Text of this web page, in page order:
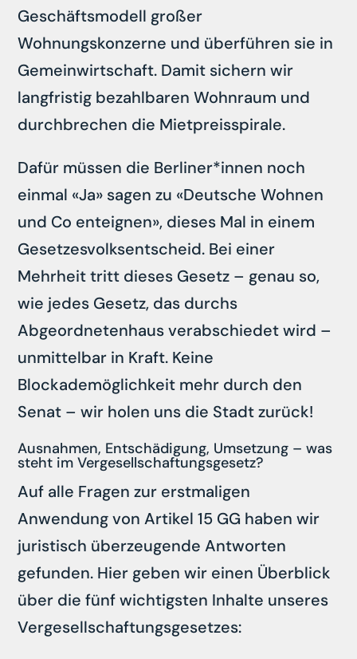
Geschäftsmodell großer
Wohnungskonzerne und überführen sie in
Gemeinwirtschaft. Damit sichern wir
langfristig bezahlbaren Wohnraum und
durchbrechen die Mietpreisspirale.
Dafür müssen die Berliner*innen noch
einmal «Ja» sagen zu «Deutsche Wohnen
und Co enteignen», dieses Mal in einem
Gesetzesvolksentscheid. Bei einer
Mehrheit tritt dieses Gesetz – genau so,
wie jedes Gesetz, das durchs
Abgeordnetenhaus verabschiedet wird –
unmittelbar in Kraft. Keine
Blockademöglichkeit mehr durch den
Senat – wir holen uns die Stadt zurück!
Ausnahmen, Entschädigung, Umsetzung – was
steht im Vergesellschaftungsgesetz?
Auf alle Fragen zur erstmaligen
Anwendung von Artikel 15 GG haben wir
juristisch überzeugende Antworten
gefunden. Hier geben wir einen Überblick
über die fünf wichtigsten Inhalte unseres
Vergesellschaftungsgesetzes: